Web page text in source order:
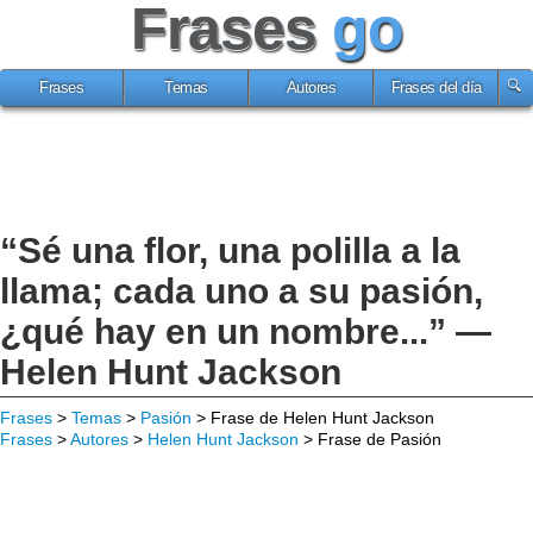
Frases go
Frases Temas Autores Frases del día
“Sé una flor, una polilla a la
llama; cada uno a su pasión,
¿qué hay en un nombre...” —
Helen Hunt Jackson
Frases > Temas > Pasión > Frase de Helen Hunt Jackson
Frases >Autores > Helen Hunt Jackson > Frase de Pasión